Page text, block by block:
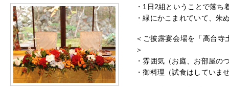
・1日2組ということで落
・緑にかこまれていて、朱
＜ご披露宴会場を「高台
＞
・雰囲気（お庭、お部屋の
・御料理（試食はしていま